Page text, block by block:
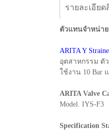
รายละเอีย
ตัวแทนจำหน่า
ARITA Y
อุตสาหกรรม ตั
ใช้งาน 10 Bar
ARITA Valve
Model. IYS-F3
Specification